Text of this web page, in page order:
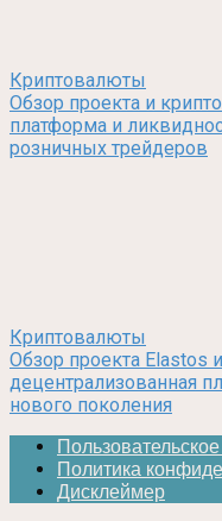
Криптовалюты
Обзор проекта и
платформа и
розничных трейдеров
Криптовалюты
Обзор проекта Elastos
децентрализованная
нового поколения
Политика
Дисклеймер